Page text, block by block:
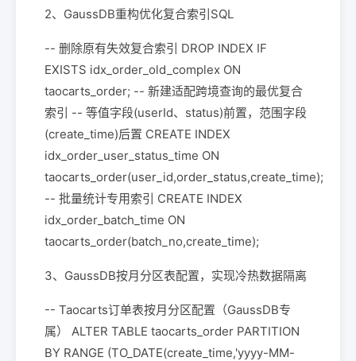
2、GaussDB重构优化复合索引SQL
-- 删除原有失效复合索引 DROP INDEX IF
EXISTS idx_order_old_complex ON
taocarts_order; -- 新建适配跨境查询的最优复合
索引 -- 等值字段(userId、status)前置，范围字段
(create_time)后置 CREATE INDEX
idx_order_user_status_time ON
taocarts_order(user_id,order_status,create_time);
-- 批量统计专用索引 CREATE INDEX
idx_order_batch_time ON
taocarts_order(batch_no,create_time);
3、GaussDB按月分区表配置，实现冷热数据隔离
-- Taocarts订单表按月分区配置（GaussDB专
属） ALTER TABLE taocarts_order PARTITION
BY RANGE (TO_DATE(create_time,'yyyy-MM-